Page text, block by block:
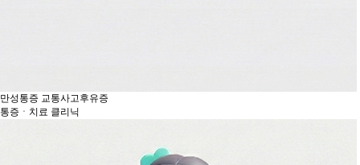
만성통증 교통사고후유증
통증ㆍ치료 클리닉